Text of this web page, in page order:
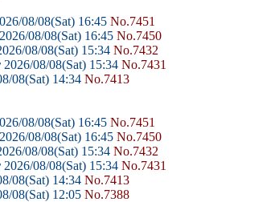
08/08(Sat) 16:45 No.7451
2026/08/08(Sat) 16:45 No.7450
08/08(Sat) 15:34 No.7432
2026/08/08(Sat) 15:34 No.7431
08(Sat) 14:34 No.7413
08/08(Sat) 16:45 No.7451
2026/08/08(Sat) 16:45 No.7450
08/08(Sat) 15:34 No.7432
2026/08/08(Sat) 15:34 No.7431
08(Sat) 14:34 No.7413
08(Sat) 12:05 No.7388